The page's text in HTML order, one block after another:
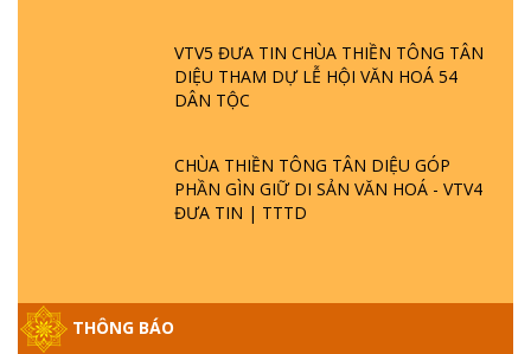
VTV5 ĐƯA TIN CHÙA THIỀN TÔNG TÂN
DIỆU THAM DỰ LỄ HỘI VĂN HOÁ 54
DÂN TỘC
CHÙA THIỀN TÔNG TÂN DIỆU GÓP
PHẦN GÌN GIỮ DI SẢN VĂN HOÁ - VTV4
ĐƯA TIN | TTTD
THÔNG BÁO
GIẢI ĐÁP ĐẶC BIỆT P25 - SUỐT 49 NĂM